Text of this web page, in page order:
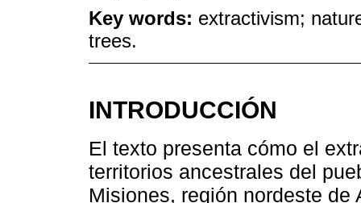
Key words: extractivism;
trees.
INTRODUCCIÓN
El texto presenta cómo el
territorios ancestrales del
Misiones, región nordeste